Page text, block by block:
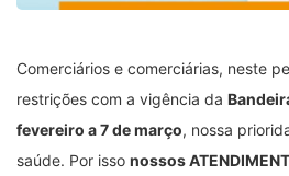
Comerciários e comerciárias, neste
restrições com a vigência da
fevereiro a 7 de março, nossa
saúde. Por isso nossos